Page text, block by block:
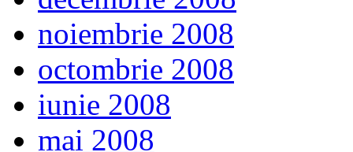
noiembrie 2008
octombrie 2008
iunie 2008
mai 2008